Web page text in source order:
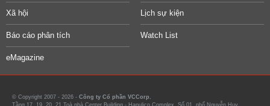
Xã hội Lịch sự kiện
Báo cáo phân tích Watch List
eMagazine
© Copyright 2007 - 2026 - Công ty Cổ phần VCCorp.